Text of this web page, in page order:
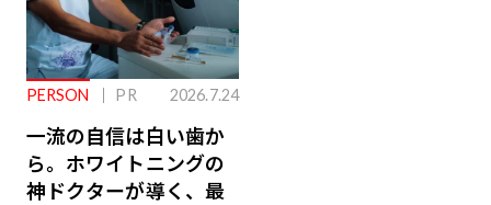
PERSON PR 2026.7.24
一流の自信は白い歯か
ら。ホワイトニングの
神ドクターが導く、最